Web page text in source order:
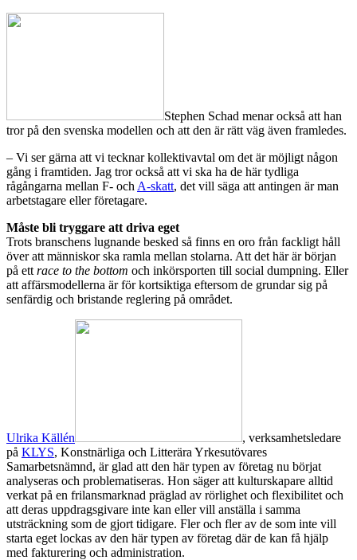
Stephen Schad menar också att han
tror på den svenska modellen och att den är rätt väg även framledes.
– Vi ser gärna att vi tecknar kollektivavtal om det är möjligt någon
gång i framtiden. Jag tror också att vi ska ha de här tydliga
rågångarna mellan F- och A-skatt, det vill säga att antingen är man
arbetstagare eller företagare.
Måste bli tryggare att driva eget
Trots branschens lugnande besked så finns en oro från fackligt håll
över att människor ska ramla mellan stolarna. Att det här är början
på ett race to the bottom och inkörsporten till social dumpning. Eller
att affärsmodellerna är för kortsiktiga eftersom de grundar sig på
senfärdig och bristande reglering på området.
Ulrika Källén
, verksamhetsledare
på KLYS, Konstnärliga och Litterära Yrkesutövares
Samarbetsnämnd, är glad att den här typen av företag nu börjat
analyseras och problematiseras. Hon säger att kulturskapare alltid
verkat på en frilansmarknad präglad av rörlighet och flexibilitet och
att deras uppdragsgivare inte kan eller vill anställa i samma
utsträckning som de gjort tidigare. Fler och fler av de som inte vill
starta eget lockas av den här typen av företag där de kan få hjälp
med fakturering och administration.